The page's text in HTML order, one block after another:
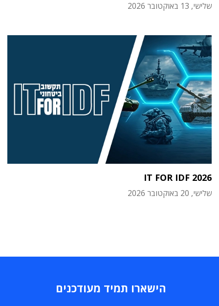
שלישי, 13 באוקטובר 2026
IT FOR IDF 2026
שלישי, 20 באוקטובר 2026
הישארו תמיד מעודכנים